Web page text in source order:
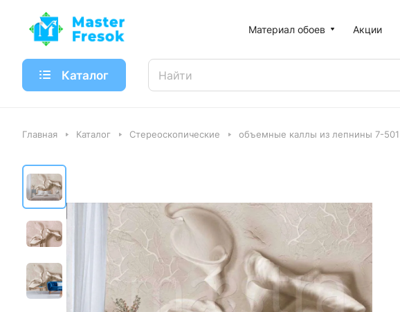
Материал обоев Акции
Каталог
Главная Каталог Стереоскопические объемные каллы из лепнины 7-501